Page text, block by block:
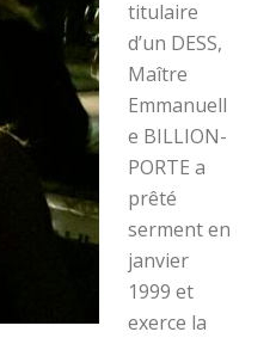
titulaire
d’un DESS,
Maître
Emmanuell
e BILLION-
PORTE a
prêté
serment en
janvier
1999 et
exerce la